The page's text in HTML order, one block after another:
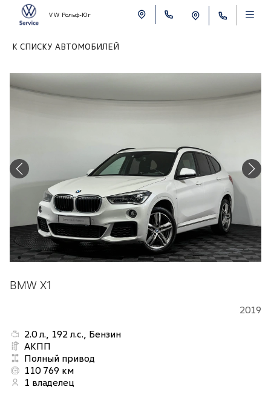
VW Рольф-Юг
К СПИСКУ АВТОМОБИЛЕЙ
BMW X1
2019
2.0 л., 192 л.с., Бензин
АКПП
Полный привод
110 769 км
1 владелец